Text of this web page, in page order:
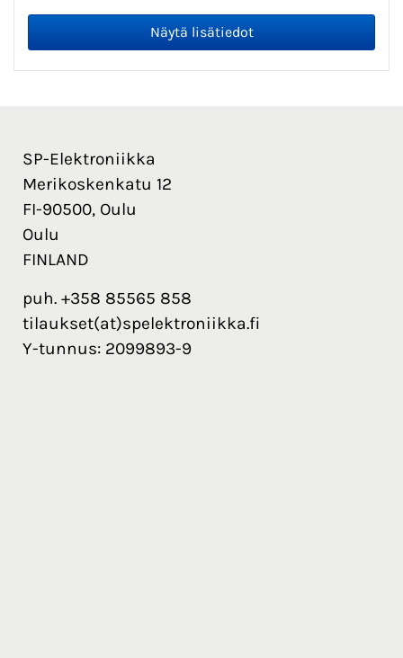
SP-Elektroniikka
Merikoskenkatu 12
FI-90500, Oulu
Oulu
FINLAND
puh. +358 85565 858
tilaukset(at)spelektroniikka.fi
Y-tunnus: 2099893-9